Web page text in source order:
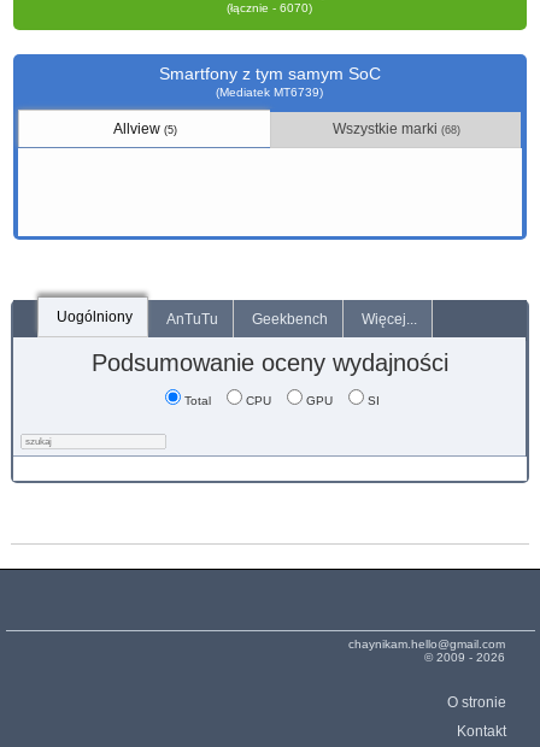
(łącznie - 6070)
Smartfony z tym samym SoC
(Mediatek MT6739)
Allview (5) Wszystkie marki (68)
Uogólniony AnTuTu Geekbench Więcej...
Podsumowanie oceny wydajności
Total CPU GPU SI
chaynikam.hello@gmail.com
© 2009 - 2026
O stronie
Kontakt